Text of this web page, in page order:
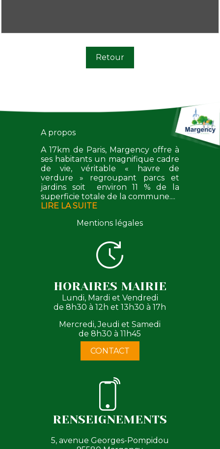
Retour
A propos
A 17km de Paris, Margency offre à
ses habitants un magnifique cadre
de vie, véritable « havre de
verdure » regroupant parcs et
jardins soit environ 11 % de la
superficie totale de la commune....
LIRE LA SUITE
Mentions légales
HORAIRES MAIRIE
Lundi, Mardi et Vendredi
de 8h30 à 12h et 13h30 à 17h
Mercredi, Jeudi et Samedi
de 8h30 à 11h45
CONTACT
RENSEIGNEMENTS
5, avenue Georges-Pompidou